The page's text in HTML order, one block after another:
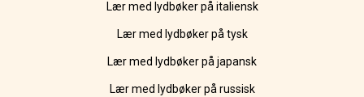
Lær med lydbøker på italiensk
Lær med lydbøker på tysk
Lær med lydbøker på japansk
Lær med lydbøker på russisk